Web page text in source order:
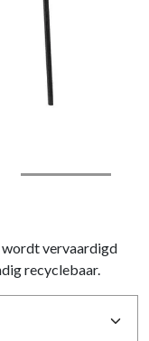
wordt vervaardigd
recyclebaar.